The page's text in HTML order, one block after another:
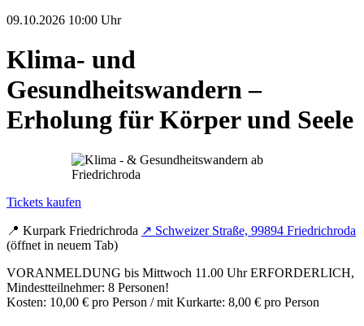
09.10.2026 10:00 Uhr
Klima- und
Gesundheitswandern –
Erholung für Körper und Seele
Tickets kaufen
📍 Kurpark Friedrichroda ↗ Schweizer Straße, 99894 Friedrichroda
(öffnet in neuem Tab)
VORANMELDUNG bis Mittwoch 11.00 Uhr ERFORDERLICH,
Mindestteilnehmer: 8 Personen!
Kosten: 10,00 € pro Person / mit Kurkarte: 8,00 € pro Person